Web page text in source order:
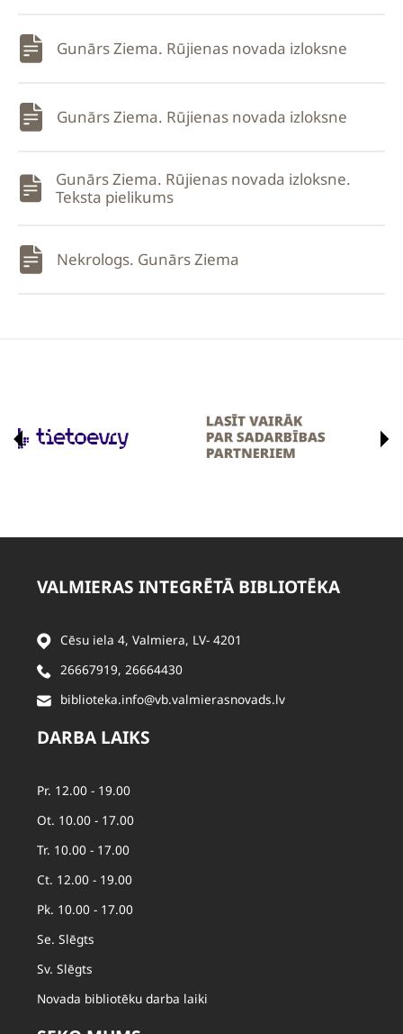
Gunārs Ziema. Rūjienas novada izloksne
Gunārs Ziema. Rūjienas novada izloksne
Gunārs Ziema. Rūjienas novada izloksne.
Teksta pielikums
Nekrologs. Gunārs Ziema
VALMIERAS INTEGRĒTĀ BIBLIOTĒKA
Cēsu iela 4, Valmiera, LV- 4201
26667919, 26664430
biblioteka.info@vb.valmierasnovads.lv
DARBA LAIKS
Pr. 12.00 - 19.00
Ot. 10.00 - 17.00
Tr. 10.00 - 17.00
Ct. 12.00 - 19.00
Pk. 10.00 - 17.00
Se. Slēgts
Sv. Slēgts
Novada bibliotēku darba laiki